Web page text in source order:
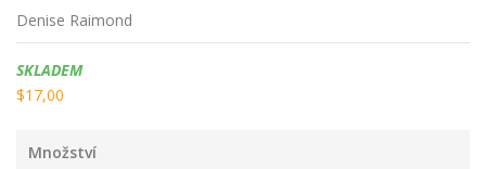
Denise Raimond
Dostupnost:
SKLADEM
$17,00
Množství